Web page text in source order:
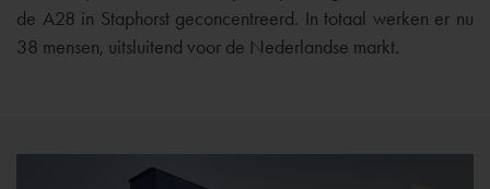
de A28 in Staphorst geconcentreerd. In totaal werken er nu
38 mensen, uitsluitend voor de Nederlandse markt.